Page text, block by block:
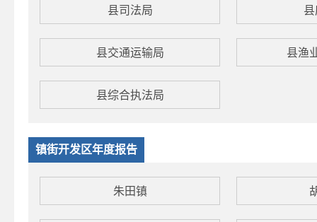
县司法局
县交通运输局 县渔
县综合执法局
镇街开发区年度报告
朱田镇